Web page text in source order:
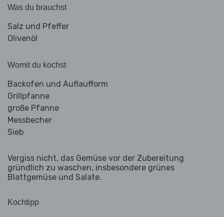
Was du brauchst
Salz und Pfeffer
Olivenöl
Womit du kochst
Backofen und Auflaufform
Grillpfanne
große Pfanne
Messbecher
Sieb
Vergiss nicht, das Gemüse vor der Zubereitung
gründlich zu waschen, insbesondere grünes
Blattgemüse und Salate.
Kochtipp